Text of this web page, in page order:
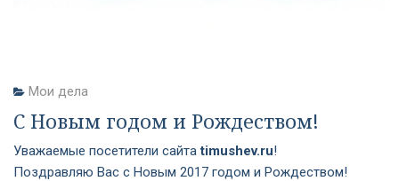
Мои дела
С Новым годом и Рождеством!
Уважаемые посетители сайтаtimushev.ru!
Поздравляю Вас с Новым 2017 годом и Рождеством!